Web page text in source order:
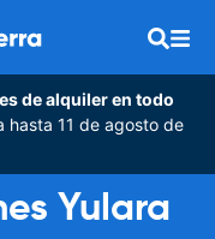
de alquiler en todo
hasta 11 de agosto de
Yulara